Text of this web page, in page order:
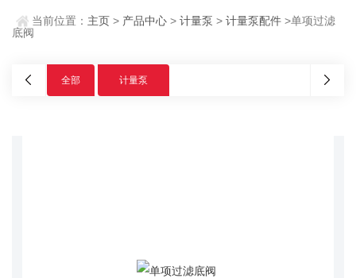
当前位置： 主页 > 产品中心 >计量泵 >计量泵配件 >单项过滤
底阀
全部 计量泵